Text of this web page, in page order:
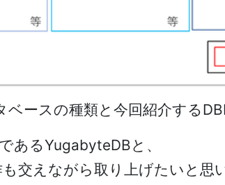
ベースの種類と今回紹介する
あるYugabyteDBと、
交えながら取り上げたいと思